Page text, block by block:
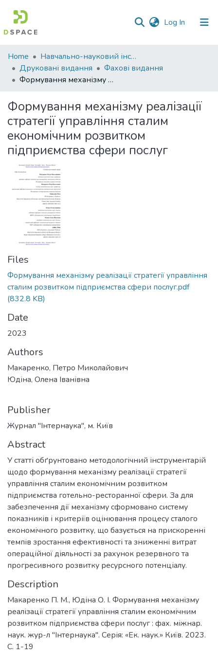
Log In (current)
Communities
&
Collections
Statistics
Home
Навчально-науковий інститут економіки, управління, права та інформаційних технологій
Друковані видання
Фахові видання
Формування механізму реалізації стратегії управління сталим економічним розвитком підприємства сфери послуг
Формування механізму реалізації
стратегії управління сталим
економічним розвитком
підприємства сфери послуг
Files
Формування механізму реалізації стратегії управління
сталим розвитком підприємства сфери послуг.pdf
(832.8 KB)
Date
2023
Authors
Макаренко, Петро Миколайович
Юдіна, Олена Іванівна
Publisher
Журнал "Інтернаука", м. Київ
Abstract
У статті обґрунтовано методологічний інструментарій
щодо формування механізму реалізації стратегії
управління сталим економічним розвитком
підприємства готельно-ресторанної сфери. За для
забезпечення дії механізму сформовано систему
показників і критеріїв оцінювання процесу сталого
економічного розвитку, що базується на прискоренні
темпів зростання ефективності та зниженні витрат
операційної діяльності за рахунок резервного та
прогресивного розвитку ресурсного потенціалу.
Description
Макаренко П. М., Юдіна О. І. Формування механізму
реалізації стратегії управління сталим економічним
розвитком підприємства сфери послуг : фах. міжнар.
наук. жур-л "Інтернаука". Серія: «Ек. наук.» Київ. 2023.
С. 1-19